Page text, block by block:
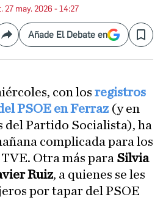
27 may. 2026 - 14:27
CompartirAñade El Debate en Save
con losregistros
PSOE en Ferraz (y en
del Partido Socialista), ha
complicada para los
Otra más para Silvia
Ruiz, a quienes se les
por tapar del PSOE